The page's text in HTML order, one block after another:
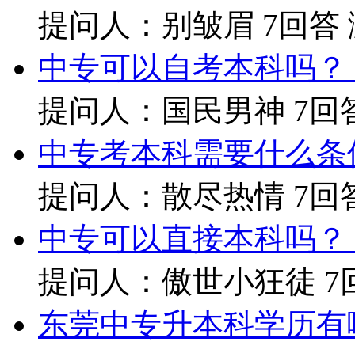
提问人：别皱眉 7回答
中专可以自考本科吗？
提问人：国民男神 7回
中专考本科需要什么条
提问人：散尽热情 7回
中专可以直接本科吗？
提问人：傲世小狂徒 7
东莞中专升本科学历